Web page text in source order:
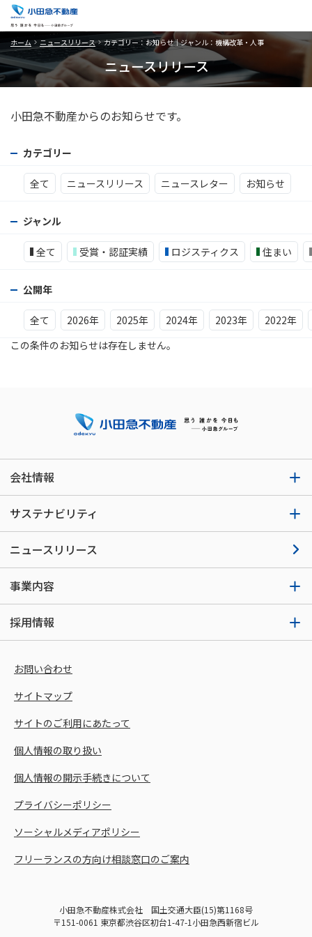
ホーム ニュースリリース カテゴリー：お知らせ｜ジャンル：機構改革・人事
ニュースリリース
小田急不動産からのお知らせです。
カテゴリー
全て ニュースリリース ニュースレター お知らせ
ジャンル
全て 受賞・認証実績 ロジスティクス 住まい
公開年
全て 2026年 2025年 2024年 2023年
2022年
この条件のお知らせは存在しません。
会社情報
サステナビリティ
ニュースリリース
事業内容
採用情報
お問い合わせ
サイトマップ
サイトのご利用にあたって
個人情報の取り扱い
個人情報の開示手続きについて
プライバシーポリシー
ソーシャルメディアポリシー
フリーランスの方向け相談窓口のご案内
小田急不動産株式会社 国土交通大臣(15)第1168号
〒151-0061 東京都渋谷区初台1-47-1小田急西新宿ビル